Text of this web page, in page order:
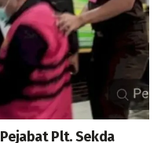
Plt. Sekda